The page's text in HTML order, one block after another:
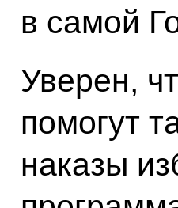
в самой
Уверен,
помогут
наказы